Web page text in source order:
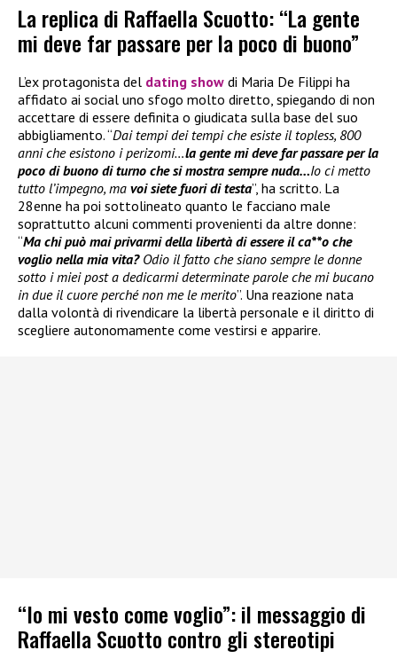
La replica di Raffaella Scuotto: “La gente
mi deve far passare per la poco di buono”
L’ex protagonista del dating show di Maria De Filippi ha
affidato ai social uno sfogo molto diretto, spiegando di non
accettare di essere definita o giudicata sulla base del suo
abbigliamento. “Dai tempi dei tempi che esiste il topless, 800
anni che esistono i perizomi…la gente mi deve far passare per la
poco di buono di turno che si mostra sempre nuda…Io ci metto
tutto l’impegno, ma voi siete fuori di testa”, ha scritto. La
28enne ha poi sottolineato quanto le facciano male
soprattutto alcuni commenti provenienti da altre donne:
“Ma chi può mai privarmi della libertà di essere il ca**o che
voglio nella mia vita? Odio il fatto che siano sempre le donne
sotto i miei post a dedicarmi determinate parole che mi bucano
in due il cuore perché non me le merito”. Una reazione nata
dalla volontà di rivendicare la libertà personale e il diritto di
scegliere autonomamente come vestirsi e apparire.
“Io mi vesto come voglio”: il messaggio di
Raffaella Scuotto contro gli stereotipi